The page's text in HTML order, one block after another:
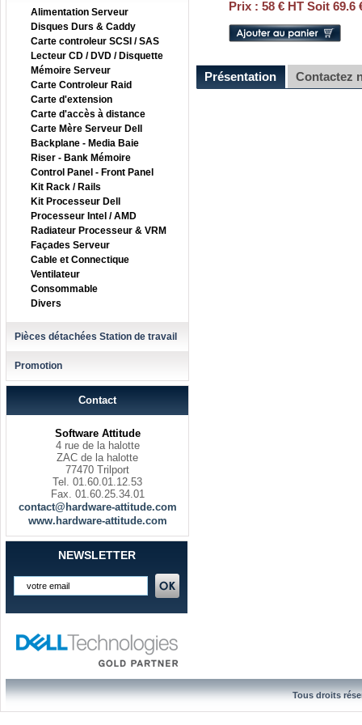
Alimentation Serveur
Disques Durs & Caddy
Carte controleur SCSI / SAS
Lecteur CD / DVD / Disquette
Mémoire Serveur
Carte Controleur Raid
Carte d'extension
Carte d'accès à distance
Carte Mère Serveur Dell
Backplane - Media Baie
Riser - Bank Mémoire
Control Panel - Front Panel
Kit Rack / Rails
Kit Processeur Dell
Processeur Intel / AMD
Radiateur Processeur & VRM
Façades Serveur
Cable et Connectique
Ventilateur
Consommable
Divers
Pièces détachées Station de travail
Promotion
Contact
Software Attitude
4 rue de la halotte
ZAC de la halotte
77470 Trilport
Tel. 01.60.01.12.53
Fax. 01.60.25.34.01
contact@hardware-attitude.com
www.hardware-attitude.com
NEWSLETTER
Prix : 58 € HT Soit 69.6
Présentation Contactez
Tous droits